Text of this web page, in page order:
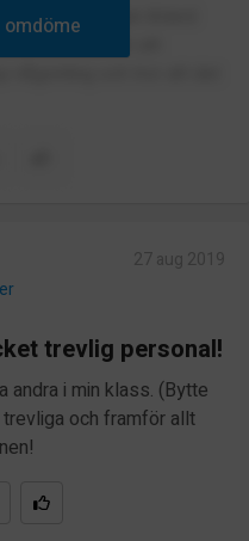
men maten kan ibland
Känns som att
trevlig personal!
andra i min klass. (Bytte
och framför allt